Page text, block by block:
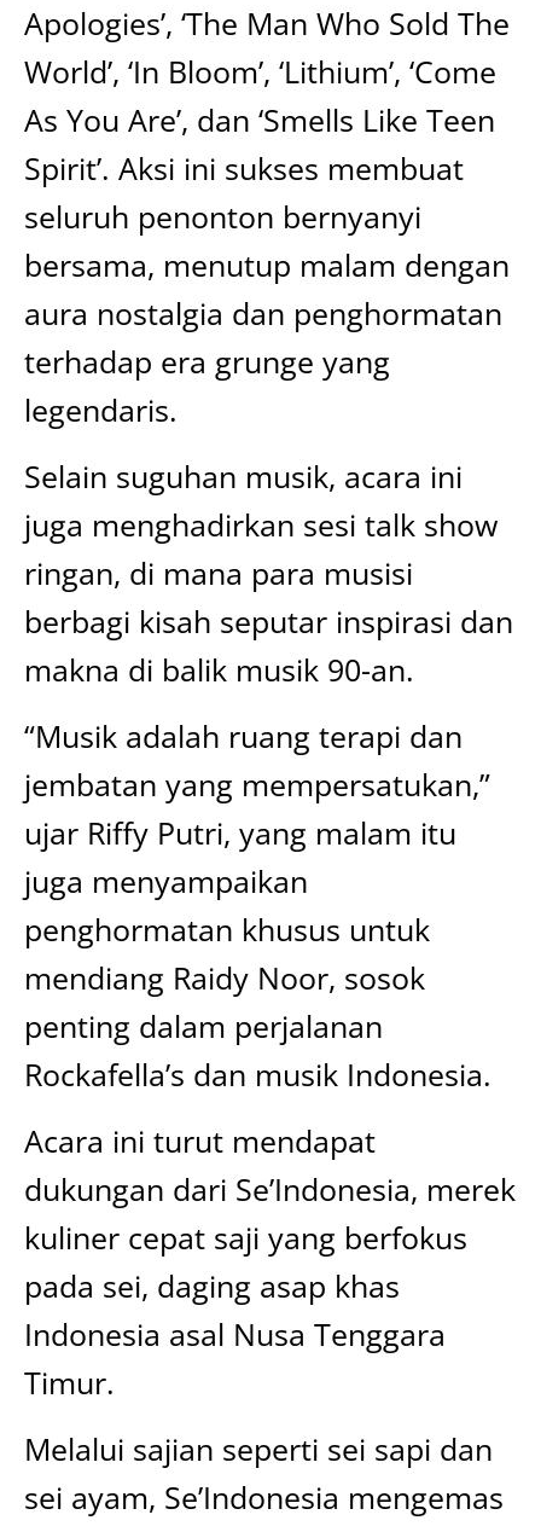
Apologies’, ‘The Man Who Sold The
World’, ‘In Bloom’, ‘Lithium’, ‘Come
As You Are’, dan ‘Smells Like Teen
Spirit’. Aksi ini sukses membuat
seluruh penonton bernyanyi
bersama, menutup malam dengan
aura nostalgia dan penghormatan
terhadap era grunge yang
legendaris.
Selain suguhan musik, acara ini
juga menghadirkan sesi talk show
ringan, di mana para musisi
berbagi kisah seputar inspirasi dan
makna di balik musik 90-an.
“Musik adalah ruang terapi dan
jembatan yang mempersatukan,”
ujar Riffy Putri, yang malam itu
juga menyampaikan
penghormatan khusus untuk
mendiang Raidy Noor, sosok
penting dalam perjalanan
Rockafella’s dan musik Indonesia.
Acara ini turut mendapat
dukungan dari Se’Indonesia, merek
kuliner cepat saji yang berfokus
pada sei, daging asap khas
Indonesia asal Nusa Tenggara
Timur.
Melalui sajian seperti sei sapi dan
sei ayam, Se’Indonesia mengemas